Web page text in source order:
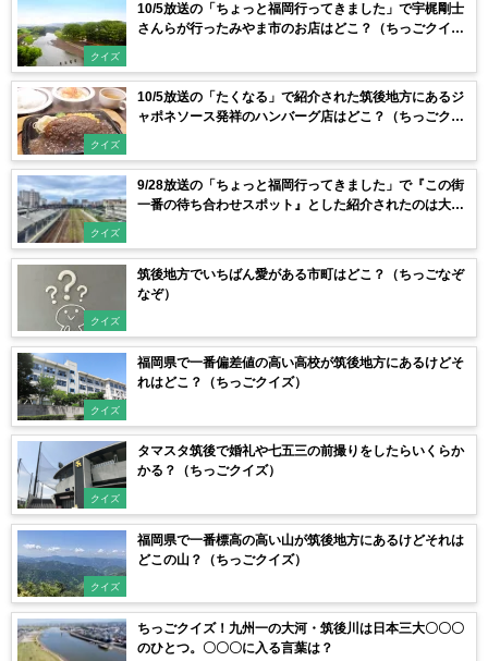
クイズ
10/5放送の「ちょっと福岡行ってきました」で宇梶剛士
さんらが行ったみやま市のお店はどこ？（ちっごクイ
クイズ
10/5放送の「たくなる」で紹介された筑後地方にあるジ
ャポネソース発祥のハンバーグ店はどこ？（ちっごクイ
クイズ
9/28放送の「ちょっと福岡行ってきました」で『この街
一番の待ち合わせスポット』とした紹介されたのは大牟
クイズ
筑後地方でいちばん愛がある市町はどこ？（ちっごなぞ
なぞ）
クイズ
福岡県で一番偏差値の高い高校が筑後地方にあるけどそ
れはどこ？（ちっごクイズ）
クイズ
タマスタ筑後で婚礼や七五三の前撮りをしたらいくらか
かる？（ちっごクイズ）
クイズ
福岡県で一番標高の高い山が筑後地方にあるけどそれは
どこの山？（ちっごクイズ）
ちっごクイズ！九州一の大河・筑後川は日本三大〇〇〇
のひとつ。〇〇〇に入る言葉は？